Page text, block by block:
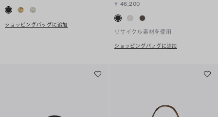
ショッピングバッグに追加
¥ 46,200
リサイクル素材を使用
ショッピングバッグに追加